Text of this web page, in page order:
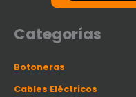
d
e
p
d
c
t
Categorías
Botoneras
Cables Eléctricos